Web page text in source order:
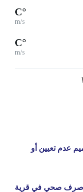
°C
m/s
°C
m/s
عدم تعيين أو
صرف صحي في قرية